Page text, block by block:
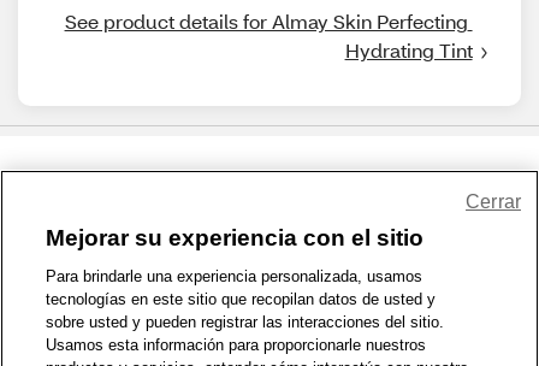
See product details for Almay Skin Perfecting
Hydrating Tint
1-800-679-9691 | Contáctenos | Términos de Uso | Accesibilidad
Política de Privacidad | WA Privacy Policy | Mapa del sitio
Zona de Bienestar | © 1999 - 2026 CVS.com
Mejorar su experiencia con el sitio
Para brindarle una experiencia personalizada, usamos
tecnologías en este sitio que recopilan datos de usted y
sobre usted y pueden registrar las interacciones del sitio.
Usamos esta información para proporcionarle nuestros
Cerrar